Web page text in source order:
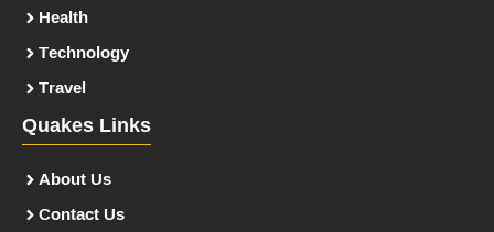
Health
Technology
Travel
Quakes Links
About Us
Contact Us